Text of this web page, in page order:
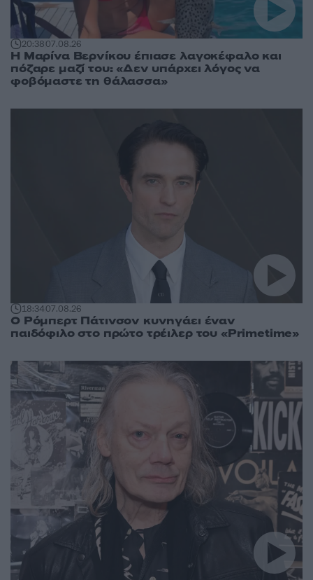
20:3807.08.26
Η Μαρίνα Βερνίκου έπιασε λαγοκέφαλο και
πόζαρε μαζί του: «Δεν υπάρχει λόγος να
φοβόμαστε τη θάλασσα»
18:3407.08.26
Ο Ρόμπερτ Πάτινσον κυνηγάει έναν
παιδόφιλο στο πρώτο τρέιλερ του «Primetime»